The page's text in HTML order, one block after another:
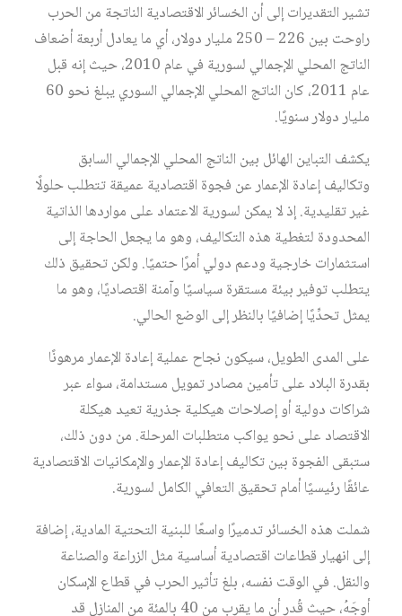
تشير التقديرات إلى أن الخسائر الاقتصادية الناتجة من الحرب
راوحت بين 226 – 250 مليار دولار، أي ما يعادل أربعة أضعاف
الناتج المحلي الإجمالي لسورية في عام 2010، حيث إنه قبل
عام 2011، كان الناتج المحلي الإجمالي السوري يبلغ نحو 60
مليار دولار سنويًا.
يكشف التباين الهائل بين الناتج المحلي الإجمالي السابق
وتكاليف إعادة الإعمار عن فجوة اقتصادية عميقة تتطلب حلولًا
غير تقليدية. إذ لا يمكن لسورية الاعتماد على مواردها الذاتية
المحدودة لتغطية هذه التكاليف، وهو ما يجعل الحاجة إلى
استثمارات خارجية ودعم دولي أمرًا حتميًا. ولكن تحقيق ذلك
يتطلب توفير بيئة مستقرة سياسيًا وآمنة اقتصاديًا، وهو ما
يمثل تحدِّيًا إضافيًا بالنظر إلى الوضع الحالي.
على المدى الطويل، سيكون نجاح عملية إعادة الإعمار مرهونًا
بقدرة البلاد على تأمين مصادر تمويل مستدامة، سواء عبر
شراكات دولية أو إصلاحات هيكلية جذرية تعيد هيكلة
الاقتصاد على نحو يواكب متطلبات المرحلة. من دون ذلك،
ستبقى الفجوة بين تكاليف إعادة الإعمار والإمكانيات الاقتصادية
عائقًا رئيسيًا أمام تحقيق التعافي الكامل لسورية.
شملت هذه الخسائر تدميرًا واسعًا للبنية التحتية المادية، إضافة
إلى انهيار قطاعات اقتصادية أساسية مثل الزراعة والصناعة
والنقل. في الوقت نفسه، بلغ تأثير الحرب في قطاع الإسكان
أوجَهُ، حيث قُدر أن ما يقرب من 40 بالمئة من المنازل قد